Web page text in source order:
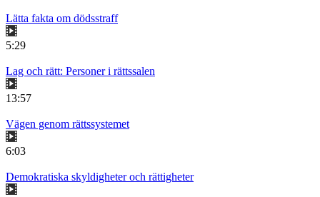
Lätta fakta om dödsstraff
5:29
Lag och rätt: Personer i rättssalen
13:57
Vägen genom rättssystemet
6:03
Demokratiska skyldigheter och rättigheter